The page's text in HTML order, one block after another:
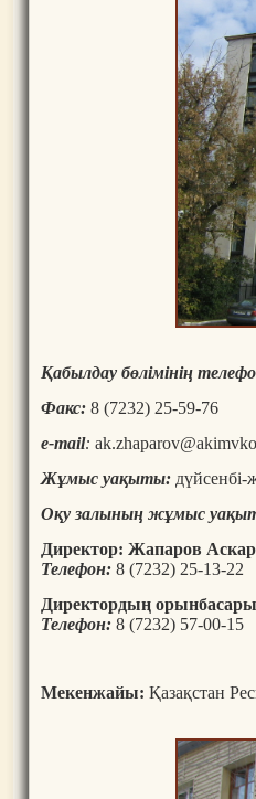
Қабылдау бөлімінің
Факс: 8 (7232) 25-59-76
e-mail:
Жұмыс уақыты:
Оқу залының жұмыс
Директор: Жапаров
Телефон: 8 (7232) 25-13-22
Директордың
Телефон: 8 (7232) 57-00-15
Мекенжайы: Қазақстан